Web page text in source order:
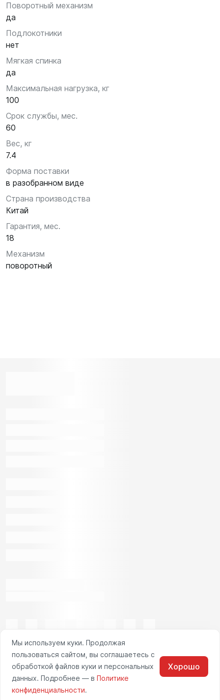
Поворотный механизм
да
Подлокотники
нет
Мягкая спинка
да
Максимальная нагрузка, кг
100
Срок службы, мес.
60
Вес, кг
7.4
Форма поставки
в разобранном виде
Страна производства
Китай
Гарантия, мес.
18
Механизм
поворотный
Мы используем куки. Продолжая
пользоваться сайтом, вы соглашаетесь с
обработкой файлов куки и персональных
данных. Подробнее — в Политике
конфиденциальности.
Хорошо